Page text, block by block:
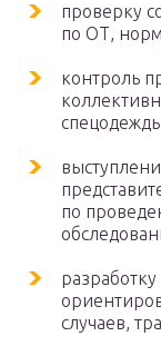
проверку
по ОТ,
контроль
по
случаев,